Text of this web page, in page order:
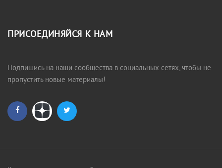
ПРИСОЕДИНЯЙСЯ К НАМ
Подпишись на наши сообщества в социальных сетях, чтобы не
пропустить новые материалы!